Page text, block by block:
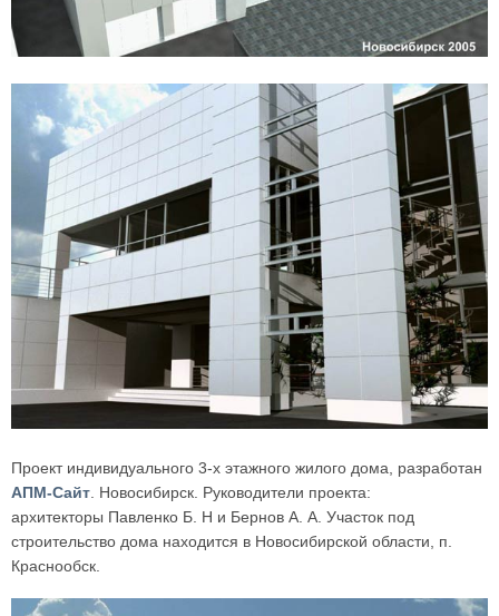
Проект индивидуального 3-х этажного жилого дома, разработан
АПМ-Сайт . Новосибирск. Руководители проекта:
архитекторы Павленко Б. Н и Бернов А. А. Участок под
строительство дома находится в Новосибирской области, п.
Краснообск.